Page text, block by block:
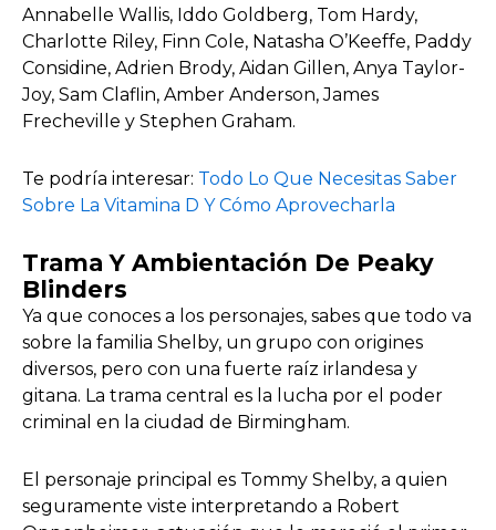
Annabelle Wallis, Iddo Goldberg, Tom Hardy,
Charlotte Riley, Finn Cole, Natasha O’Keeffe, Paddy
Considine, Adrien Brody, Aidan Gillen, Anya Taylor-
Joy, Sam Claflin, Amber Anderson, James
Frecheville y Stephen Graham.
Te podría interesar: Todo Lo Que Necesitas Saber
Sobre La Vitamina D Y Cómo Aprovecharla
Trama Y Ambientación De Peaky
Blinders
Ya que conoces a los personajes, sabes que todo va
sobre la familia Shelby, un grupo con origines
diversos, pero con una fuerte raíz irlandesa y
gitana. La trama central es la lucha por el poder
criminal en la ciudad de Birmingham.
El personaje principal es Tommy Shelby, a quien
seguramente viste interpretando a Robert